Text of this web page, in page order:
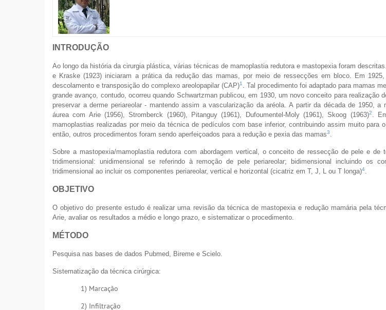
INTRODUÇÃO
Ao longo da história da cirurgia plástica, várias técnicas de mamoplastia redutora e mastopexia foram
e Kraske (1923) iniciaram a prática da redução das mamas, por meio de ressecções em bloco. Em
descolamento e transposição do complexo areolopapilar (CAP)1. Tal procedimento foi adaptado para mamas
grande avanço, contudo, ocorreu quando Schwartzman publicou, em 1930, um novo conceito para realização
preservar a derme periareolar - mantendo assim a vascularização da aréola. A partir da década de 1950, a
áurea com Arie (1956), Stromberck (1960), Pitanguy (1961), Dufoumentel-Moly (1961), Skoog (1963)2.
mamoplastias realizadas por meio da técnica de pedículos com base inferior, contribuindo assim muito para
então, outros procedimentos foram sendo aperfeiçoados para a redução e pexia das mamas3.
Sobre a mastopexia/mamoplastia redutora com abordagem vertical, o conceito de ressecção de pele e de
tridimensional: unidimensional se referindo à remoção de pele periareolar; bidimensional incluindo os
tridimensional ao incluir os componentes periareolar, vertical e horizontal (cicatriz em T, J, L ou T longa)4.
OBJETIVO
O objetivo do presente estudo é realizar uma revisão da técnica de mastopexia e redução mamária pela
Arie, avaliar os resultados a médio e longo prazo, e sistematizar o procedimento.
MÉTODO
Pesquisa nas bases de dados Pubmed, Bireme e Scielo.
Sistematização da técnica cirúrgica:
1) Marcação
2) Infiltração